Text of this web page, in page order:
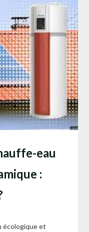
eau
:
écologique et